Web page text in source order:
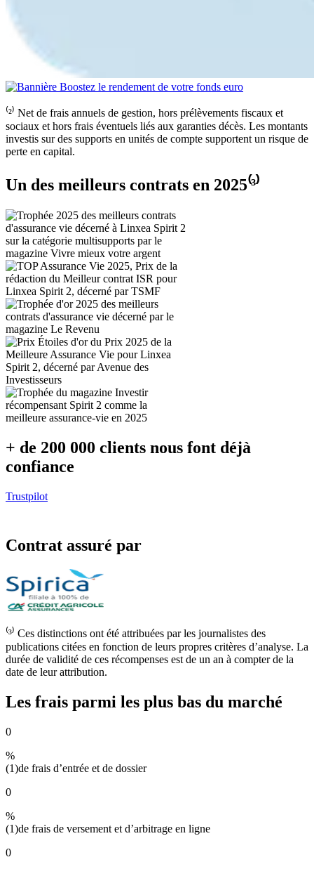
⁽²⁾ Net de frais annuels de gestion, hors prélèvements fiscaux et
sociaux et hors frais éventuels liés aux garanties décès. Les montants
investis sur des supports en unités de compte supportent un risque de
perte en capital.
Un des meilleurs contrats en 2025⁽³⁾
+ de 200 000 clients nous font déjà
confiance
Trustpilot
Contrat assuré par
⁽³⁾ Ces distinctions ont été attribuées par les journalistes des
publications citées en fonction de leurs propres critères d’analyse. La
durée de validité de ces récompenses est de un an à compter de la
date de leur attribution.
Les frais parmi les plus bas du marché
0
%
(1)de frais d’entrée et de dossier
0
%
(1)de frais de versement et d’arbitrage en ligne
0